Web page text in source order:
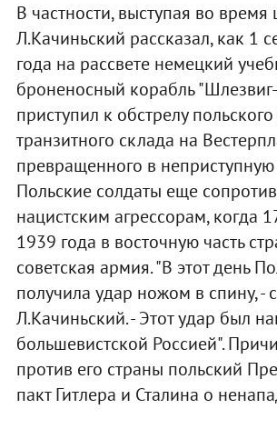
В частности, выступая во
Л.Качиньский рассказал, как 1
года на рассвете немецкий
броненосный корабль
приступил к обстрелу
транзитного склада на
превращенного в неприступную
Польские солдаты еще
нацистским агрессорам, когда
1939 года в восточную часть
советская армия. "В этот день
получила удар ножом в спину, -
Л.Качиньский. - Этот удар был
большевистской Россией".
против его страны польский
пакт Гитлера и Сталина о